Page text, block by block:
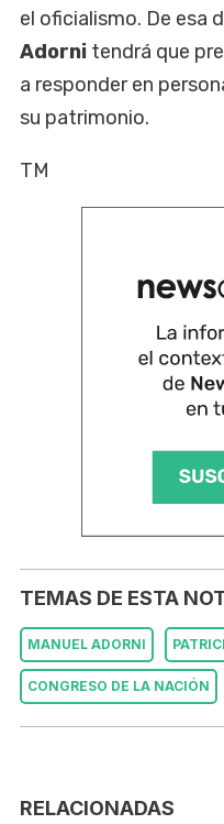
el oficialismo. De esa
Adorni tendrá que
a responder en
su patrimonio.
TM
TEMAS DE ESTA
MANUEL ADORNI
CONGRESO DE LA NACIÓN
RELACIONADAS